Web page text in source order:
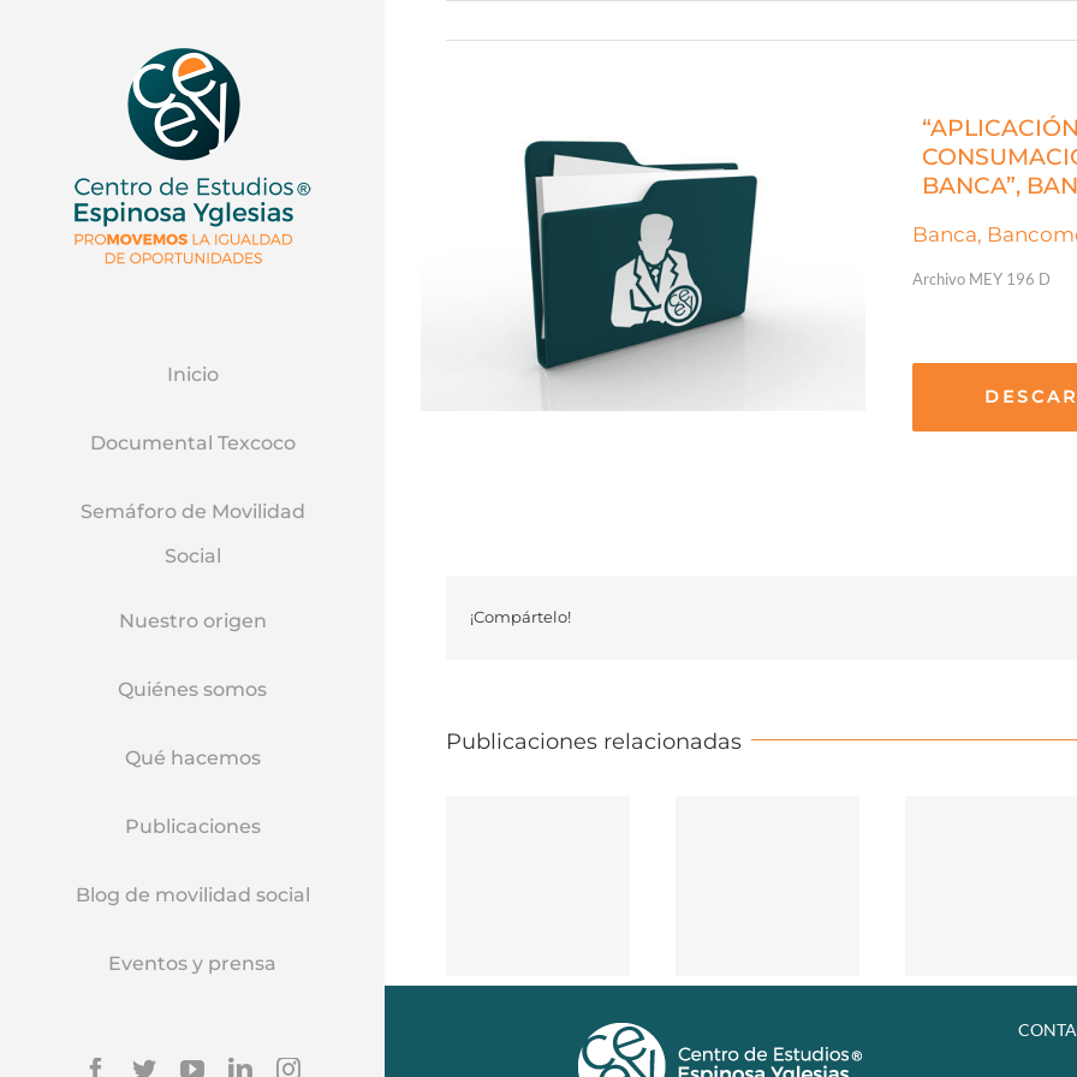
Inicio
Documental Texcoco
Semáforo de Movilidad
Social
Nuestro origen
Quiénes somos
Qué hacemos
Publicaciones
Blog de movilidad social
Eventos y prensa
Facebook
TwitterYouTubeLinkedinInstagram
BANCA”,
Banca,
Archivo MEY 196 D
¡Compártelo!
Publicaciones relacionadas